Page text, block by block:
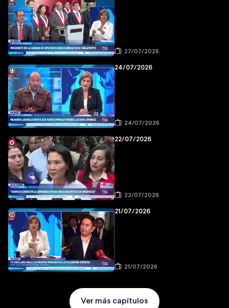
27/07/2026
24/07/2026
24/07/2026
22/07/2026
22/07/2026
21/07/2026
21/07/2026
Ver más capítulos